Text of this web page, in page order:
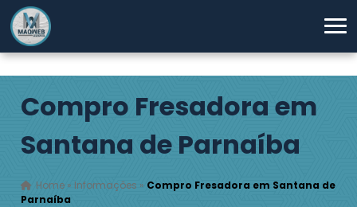
Compro Fresadora em
Santana de Parnaíba
Home » Informações » Compro Fresadora em Santana de
Parnaíba